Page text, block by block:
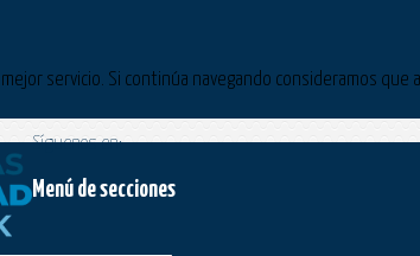
servicio. Si continúa navegando consideramos que
Síguenos en:
Menú de secciones